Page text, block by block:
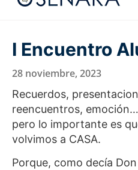
I Encuentro
28 noviembre, 2023
Recuerdos,
reencuentros,
pero lo importante es
volvimos a CASA.
Porque, como decía